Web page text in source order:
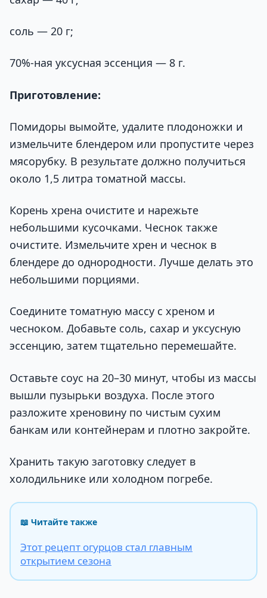
соль — 20 г;
70%-ная уксусная эссенция — 8 г.
Приготовление:
Помидоры вымойте, удалите плодоножки и
измельчите блендером или пропустите через
мясорубку. В результате должно получиться
около 1,5 литра томатной массы.
Корень хрена очистите и нарежьте
небольшими кусочками. Чеснок также
очистите. Измельчите хрен и чеснок в
блендере до однородности. Лучше делать это
небольшими порциями.
Соедините томатную массу с хреном и
чесноком. Добавьте соль, сахар и уксусную
эссенцию, затем тщательно перемешайте.
Оставьте соус на 20–30 минут, чтобы из массы
вышли пузырьки воздуха. После этого
разложите хреновину по чистым сухим
банкам или контейнерам и плотно закройте.
Хранить такую заготовку следует в
холодильнике или холодном погребе.
📖 Читайте также
Этот рецепт огурцов стал главным
открытием сезона